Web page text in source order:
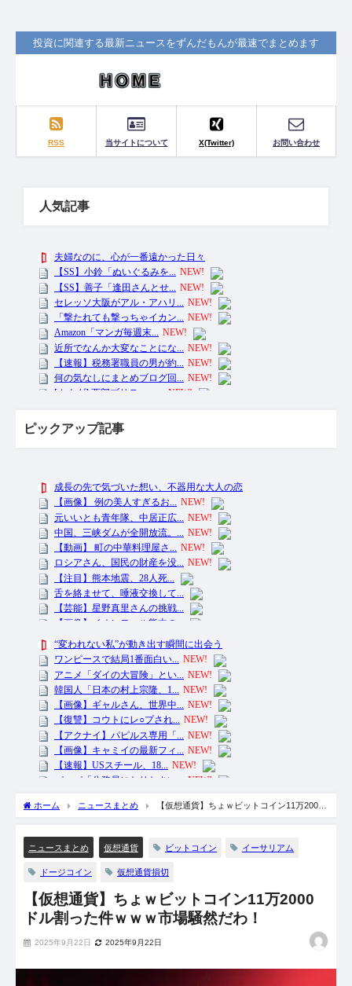
投資に関連する最新ニュースをずんだもんが最速でまとめます
RSS 当サイトについて X(Twitter) お問い合わせ
人気記事
ピックアップ記事
ホーム ニュースまとめ
【仮想通貨】ちょｗビットコイン11万2000
ニュースまとめ 仮想通貨 ビットコイン イーサリアム
ドージコイン 仮想通貨損切
【仮想通貨】ちょｗビットコイン11万2000
ドル割った件ｗｗｗ市場騒然だわ！
2025年9月22日 2025年9月22日